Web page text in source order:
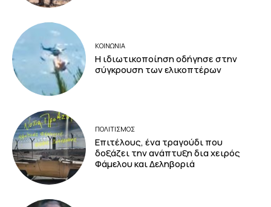
ΚΟΙΝΩΝΙΑ
Η ιδιωτικοποίηση οδήγησε στην
σύγκρουση των ελικοπτέρων
ΠΟΛΙΤΙΣΜΟΣ
Επιτέλους, ένα τραγούδι που
δοξάζει την ανάπτυξη δια χειρός
Φάμελου και Δεληβοριά